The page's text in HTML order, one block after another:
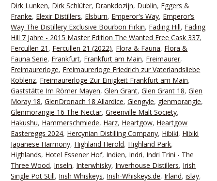
Dirk Lunken, Dirk Schlüter, Drankdozijn, Dublin, Eggers &
Franke, Elexir Distillers, Elsburn, Emperor's Way, Emperor’s
Way The Distillery Exclusive Bourbon Firkin, Fading Hill, Fading
Hill 7 Jahre - 2015 Master Edition The Wanted Free Cask 337,
Fercullen 21 , Fercullen 21 (2022), Flora & Fauna, Flora &
Fauna Serie, Frankfurt, Frankfurt am Main, Freimaurer,
Freimaurerloge, Freimaurerloge Friedrich zur Vaterlandsliebe
Koblenz, Freimaurerloge Zur Einigkeit Frankfurt am Main,
Gaststätte Im Römer Mayen,Glen Grant,Glen Grant 18,Glen
Moray 18,GlenDronach 18 Allardice,Glengyle, glenmorangie,
Glenmorangie 16 The Nectar,Greenville Malt Society,
Hakushu, Hammerschmiede, Harz, Heartgow, Heartgow
Eastereggs 2024, Hercynian Distilling Company, Hibiki, Hibiki
Japanese Harmony, Highland Herold, Highland Park,
Highlands, Hotel Essener Hof, Indien, Indri, Indri Trini - The
Three Wood, Inseln, Interwhisky, Inverhouse Distillers, Irish
Single Pot Still, Irish Whiskeys, Irish-Whiskeys.de, Irland,islay,